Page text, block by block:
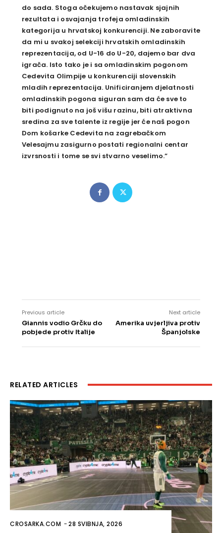
do sada. Stoga očekujemo nastavak sjajnih
rezultata i osvajanja trofeja omladinskih
kategorija u hrvatskoj konkurenciji. Ne zaboravite
da mi u svakoj selekciji hrvatskih omladinskih
reprezentacija, od U-16 do U-20, dajemo bar dva
igrača. Isto tako je i sa omladinskim pogonom
Cedevita Olimpije u konkurenciji slovenskih
mladih reprezentacija. Unificiranjem djelatnosti
omladinskih pogona siguran sam da će sve to
biti podignuto na još višu razinu, biti atraktivna
sredina za sve talente iz regije jer će naš pogon
Dom košarke Cedevita na zagrebačkom
Velesajmu zasigurno postati regionalni centar
izvrsnosti i tome se svi stvarno veselimo.”
Previous article
Giannis vodio Grčku do
pobjede protiv Italije
Next article
Amerika uvjerljiva protiv
Španjolske
RELATED ARTICLES
CROSARKA.COM -28 SVIBNJA, 2026